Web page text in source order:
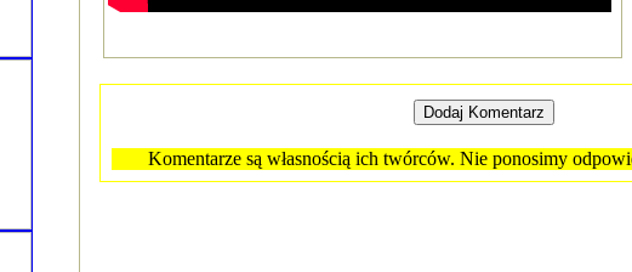
Komentarze są własnością ich twórców. Nie ponosimy